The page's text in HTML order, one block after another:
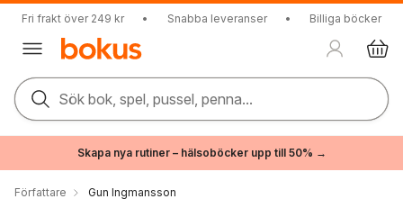
Fri frakt över 249 kr • Snabba leveranser • Billiga böcker
Sök bok, spel, pussel, penna...
Skapa nya rutiner – hälsoböcker upp till 50% →
Författare Gun Ingmansson